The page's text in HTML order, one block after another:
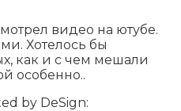
видео на ютубе.
Хотелось бы
как и с чем мешали
особенно..
by DeSign: